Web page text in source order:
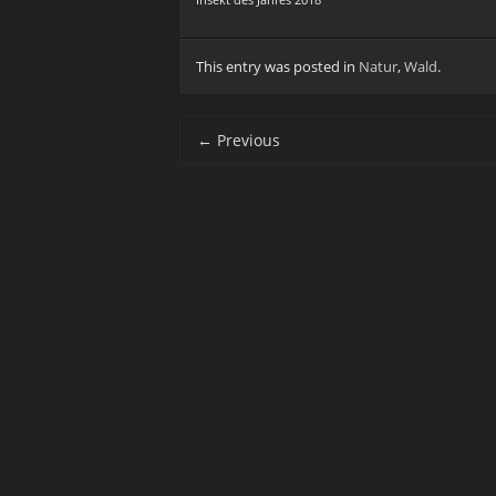
This entry was posted in Natur,Wald.
Post navigation
← Previous